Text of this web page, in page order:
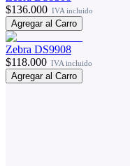
$136.000 IVA incluido
Agregar al Carro
Zebra DS9908
$118.000 IVA incluido
Agregar al Carro